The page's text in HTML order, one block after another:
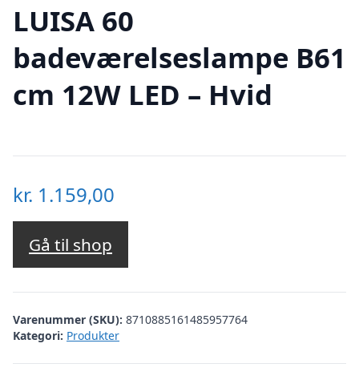
LUISA 60
badeværelseslampe B61
cm 12W LED – Hvid
kr. 1.159,00
Gå til shop
Varenummer (SKU): 8710885161485957764
Kategori: Produkter